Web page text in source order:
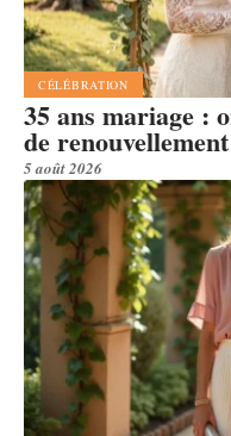
CÉLÉBRATION
35 ans mariage :
de
5 août 2026